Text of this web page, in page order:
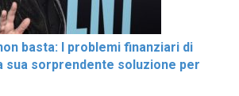
basta: I problemi finanziari di
sua sorprendente soluzione per